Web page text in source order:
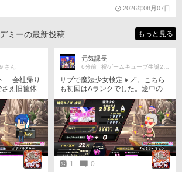
表示、部屋の目覚まし⏰️(電波時計)と見比べ
誤差(Gさんが少し遅め表示)なのでGさん時
も誤差が生じて居るんですがね？ HG筐体
2026年08月07日
ミーの最新投稿 もっと見る
さん
会社帰り
さえ旧筐体
が、今日
のあれやこ
聞コエナイ
プレイが別
な中でも
っていい
舗大会やっ
参加者がい
w
元気課長
6分前 祝ゲームキューブ生誕25周年！！
サブで魔法少女検定👧🪄。こちら
も初回はAランクでした。途中の
「リリなの」問題がキツかったで
す…。
1 0